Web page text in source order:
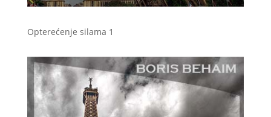
Opterećenje silama 1